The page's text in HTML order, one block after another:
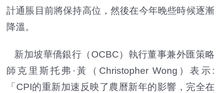
計通脹目前將保持高位，然後在今年晚些時候逐漸
降溫。
新加坡華僑銀行（OCBC）執行董事兼外匯策略
師克里斯托弗·黃（Christopher Wong）表示:
「CPI的重新加速反映了農曆新年的影響，完全在